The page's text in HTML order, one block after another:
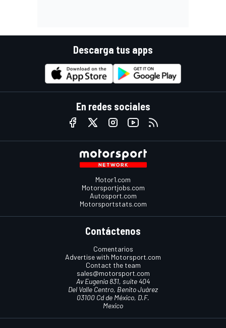
Descarga tus apps
En redes sociales
Motor1.com
Motorsportjobs.com
Autosport.com
Motorsportstats.com
Contáctenos
Comentarios
Advertise with Motorsport.com
Contact the team
sales@motorsport.com
Av Eugenia 831, suite 404
Del Valle Centro, Benito Juárez
03100 Cd de México, D.F.
Mexico